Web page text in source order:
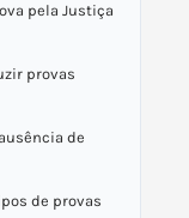
pela Justiça
provas
de
de provas